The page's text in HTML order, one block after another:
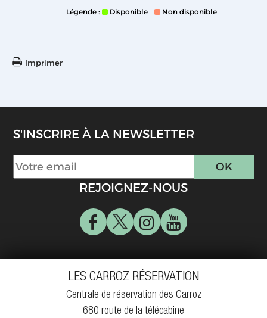
Légende : Disponible Non disponible
Imprimer
S'INSCRIRE À LA NEWSLETTER
REJOIGNEZ-NOUS
LES CARROZ RÉSERVATION
Centrale de réservation des Carroz
680 route de la télécabine